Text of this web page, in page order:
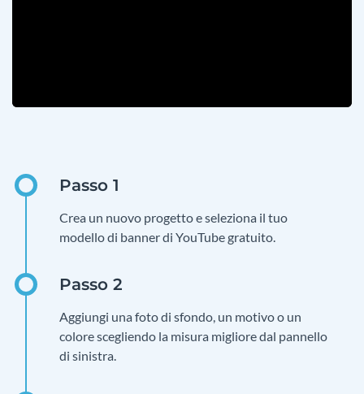
Crea un nuovo progetto e seleziona il tuo
modello di banner di YouTube gratuito.
Aggiungi una foto di sfondo, un motivo o un
colore scegliendo la misura migliore dal pannello
di sinistra.